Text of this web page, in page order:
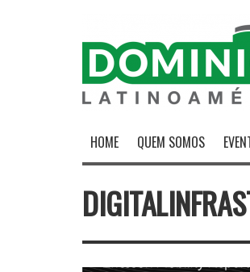
HOME QUEM SOMOS